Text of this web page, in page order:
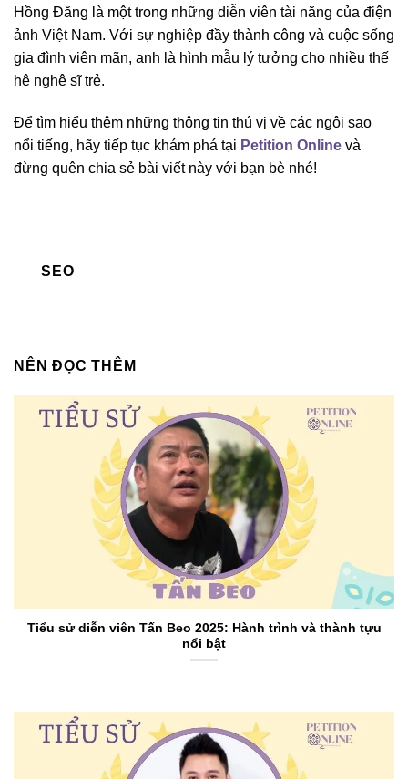
Hồng Đăng là một trong những diễn viên tài năng của điện
ảnh Việt Nam. Với sự nghiệp đầy thành công và cuộc sống
gia đình viên mãn, anh là hình mẫu lý tưởng cho nhiều thế
hệ nghệ sĩ trẻ.
Để tìm hiểu thêm những thông tin thú vị về các ngôi sao
nổi tiếng, hãy tiếp tục khám phá tại Petition Online và
đừng quên chia sẻ bài viết này với bạn bè nhé!
SEO
NÊN ĐỌC THÊM
Tiểu sử diễn viên Tấn Beo 2025: Hành trình và thành tựu
nổi bật